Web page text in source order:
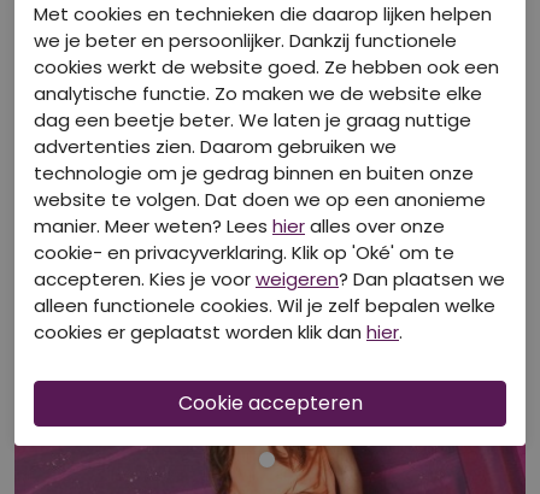
Bekijk look
Met cookies en technieken die daarop lijken helpen
we je beter en persoonlijker. Dankzij functionele
cookies werkt de website goed. Ze hebben ook een
analytische functie. Zo maken we de website elke
dag een beetje beter. We laten je graag nuttige
advertenties zien. Daarom gebruiken we
technologie om je gedrag binnen en buiten onze
website te volgen. Dat doen we op een anonieme
manier. Meer weten? Lees hieralles over onze
cookie- en privacyverklaring. Klik op 'Oké' om te
accepteren. Kies je voorweigeren? Dan plaatsen we
alleen functionele cookies. Wil je zelf bepalen welke
cookies er geplaatst worden klik dan hier.